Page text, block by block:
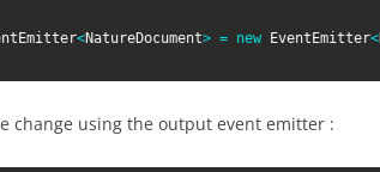
<NatureDocument> = new EventEmitter<
change using the output event emitter :